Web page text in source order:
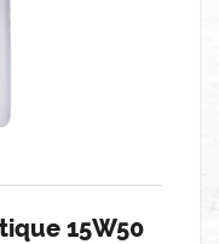
15W50